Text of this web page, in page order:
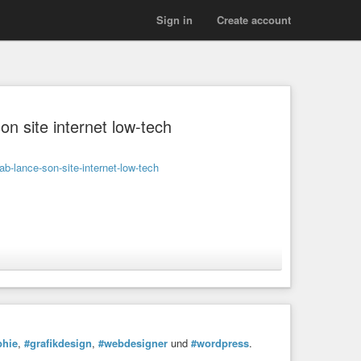
Create account
Sign in
site internet low-tech
lance-son-site-internet-low-tech
, #grafikdesign, #webdesigner und #wordpress.